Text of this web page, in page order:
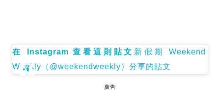
在 Instagram 查看這則貼文 新假期 Weekend
Weekly（@weekendweekly）分享的貼文
廣告